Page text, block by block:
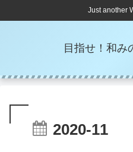
Just another
目指せ！和み
2020-11